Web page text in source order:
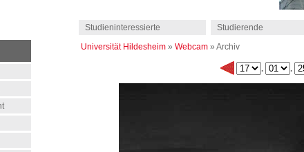
Studieninteressierte Studierende
Universität Hildesheim » Webcam » Archiv
. .